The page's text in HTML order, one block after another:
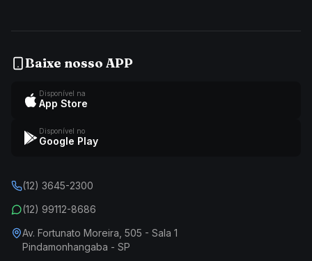
Baixe nosso APP
Disponível na
App Store
Disponível no
Google Play
(12) 3645-2300
(12) 99112-8686
Av. Fortunato Moreira, 505 - Sala 1
Pindamonhangaba - SP